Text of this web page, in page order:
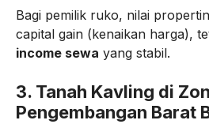
Bagi pemilik ruko, nilai
capital gain (kenaikan harga),
income sewa yang stabil.
3. Tanah Kavling di
Pengembangan Barat